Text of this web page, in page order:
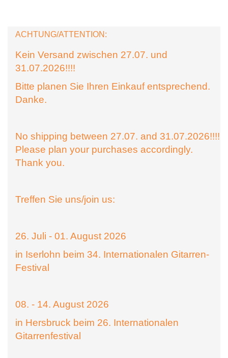
ACHTUNG/ATTENTION:
Kein Versand zwischen 27.07. und
31.07.2026!!!!
Bitte planen Sie Ihren Einkauf entsprechend.
Danke.
No shipping between 27.07. and 31.07.2026!!!!
Please plan your purchases accordingly.
Thank you.
Treffen Sie uns/join us:
26. Juli - 01. August 2026
in Iserlohn beim 34. Internationalen Gitarren-
Festival
08. - 14. August 2026
in Hersbruck beim 26. Internationalen
Gitarrenfestival